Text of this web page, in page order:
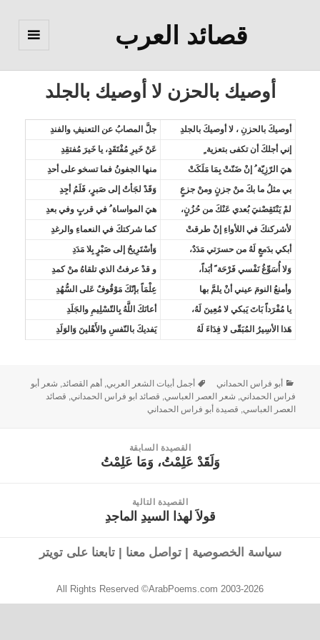
قصائد العرب
أوصيك بالحزن لا أوصيك بالجلد
أوصيكَ بالحزنِ ، لا أوصيكَ بالجلدِ
جلَّ المصابُ عن التعنيفِ والفندِ
إني أجلكَ أن تكفى بتعزية ٍ
عَنْ خَيرِ مُفْتَقَدٍ، يا خَيرَ مُفتقِدِ
هيَ الرّزِيّة ُ إنْ ضَنّتْ بِمَا مَلَكَتْ
منها الجفونُ فما تسخو على أحدِ
بي مثلُ ما بكَ منْ جزنٍ ومنْ جزعٍ
وَقَدْ لجَأتُ إلى صَبرٍ، فَلَمُ أجِدِ
لمْ يَنْتَقِصْنيَ بُعدي عَنْكَ من حُزُنٍ،
هيَ المواساة ُ في قربٍ وفي بعدِ
لأشركنكَ في اللأواءِ إنْ طرقتْ
كما شركتكَ في النعماءِ والرغدِ
أبكي بدَمعٍ لَهُ من حسرَتي مَدَدٌ،
وَأسْتَرِيحُ إلى صَبْرٍ بِلا مَدَدِ
وَلا أُسَوِّغُ نَفْسي فَرْحَة ً أبَداً،
و قدْ عرفتُ الذي تلقاهُ منْ كمدِ
وأمنعُ النومَ عيني أنْ يلمَّ بها
عِلْمَاً بإنّكَ مَوْقُوفٌ عَلى السُّهُدِ
يا مُفْرَداً بَاتَ يَبكي لا مُعِينَ لَهُ،
أعانَكَ اللَّهُ بِالتّسْلِيمِ والجَلَدِ
هَذا الأسِيرُ المُبَقّى لا فِدَاءَ لَهُ
يَفديكَ بالنّفسِ والأَهْلينَ وَالوَلَدِ
أبو فراس الحمداني أجمل أبيات الشعر العربي, أهم القصائد, شعر أبو
فراس الحمداني, شعر العصر العباسي, قصائد ابو فراس الحمداني, قصائد
العصر العباسي, قصيدة أبو فراس الحمداني
القصيدة السابقة
وَلَقَدْ عَلِمْتُ، وَمَا عَلِمْتُ
القصيدة التالية
قولاَ لهذا السيدِ الماجدِ
سياسة الخصوصية |تواصل معنا |تابعنا على تويتر
All Rights Reserved ©ArabPoems.com 2003-2026